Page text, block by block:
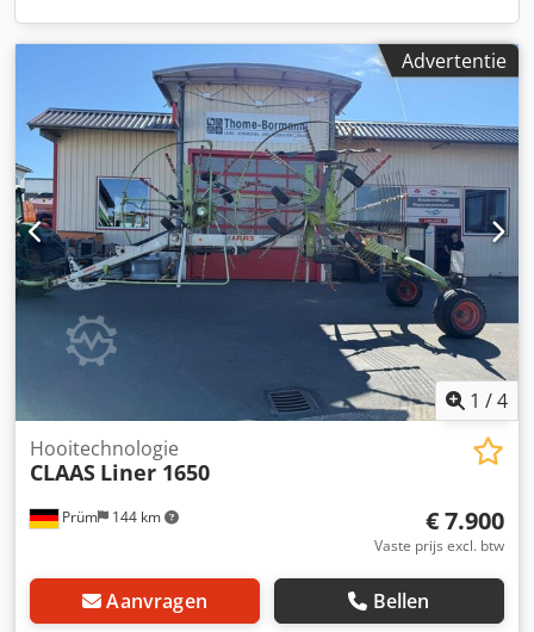
Advertentie
1 /4
Prüm 144 km
Hooitechnologie
CLAAS Liner 1650
€ 7.900
Vaste prijs excl. btw
Aanvragen Bellen